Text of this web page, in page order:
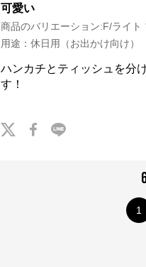
可愛い
商品のバリエーション:F/ライト
用途 ： 休日用（お出かけ向け）
ハンカチとティッシュを分
す！
1